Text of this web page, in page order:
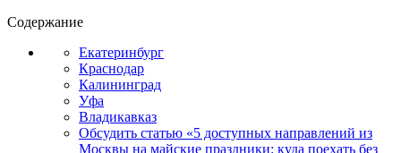
Содержание
Екатеринбург
Краснодар
Калининград
Уфа
Владикавказ
Обсудить статью «5 доступных направлений из
Москвы на майские праздники: куда поехать без